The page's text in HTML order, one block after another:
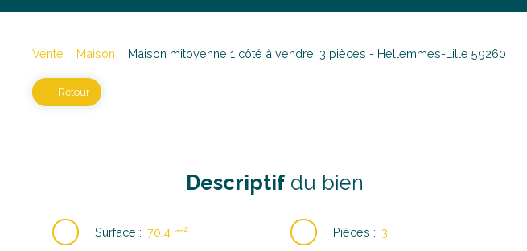
Vente Maison Maison mitoyenne 1 côté à vendre, 3 pièces - Hellemmes-Lille 59260
Retour
Descriptifdu bien
Surface : 70.4 m² Pièces : 3